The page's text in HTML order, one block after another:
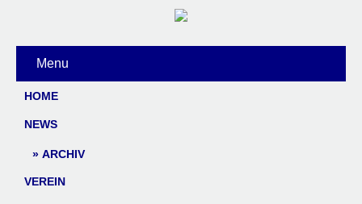
Menu
HOME
NEWS
ARCHIV
VEREIN